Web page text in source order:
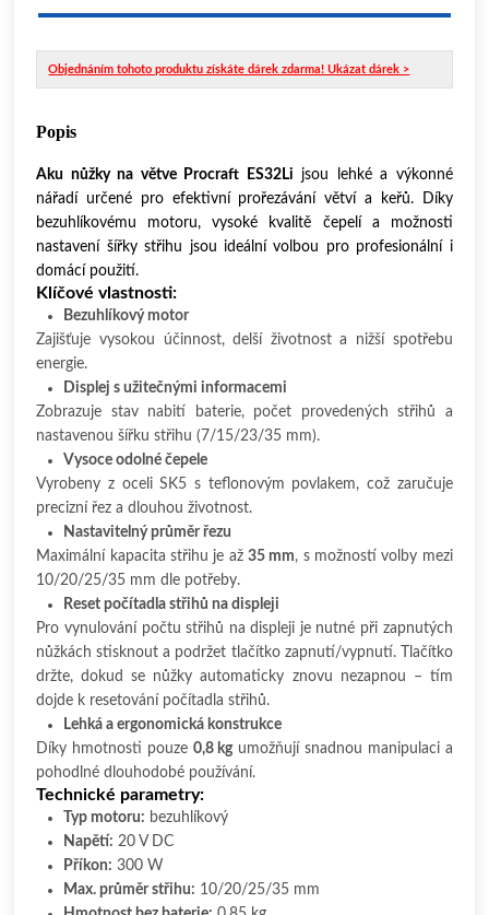
Objednáním tohoto produktu získáte dárek zdarma! Ukázat dárek >
Popis
Aku nůžky na větve Procraft ES32Li jsou lehké a výkonné
nářadí určené pro efektivní prořezávání větví a keřů. Díky
bezuhlíkovému motoru, vysoké kvalitě čepelí a možnosti
nastavení šířky střihu jsou ideální volbou pro profesionální i
domácí použití.
Klíčové vlastnosti:
Bezuhlíkový motor
Zajišťuje vysokou účinnost, delší životnost a nižší spotřebu
energie.
Displej s užitečnými informacemi
Zobrazuje stav nabití baterie, počet provedených střihů a
nastavenou šířku střihu (7/15/23/35 mm).
Vysoce odolné čepele
Vyrobeny z oceli SK5 s teflonovým povlakem, což zaručuje
precizní řez a dlouhou životnost.
Nastavitelný průměr řezu
Maximální kapacita střihu je až 35 mm, s možností volby mezi
10/20/25/35 mm dle potřeby.
Reset počítadla střihů na displeji
Pro vynulování počtu střihů na displeji je nutné při zapnutých
nůžkách stisknout a podržet tlačítko zapnutí/vypnutí. Tlačítko
držte, dokud se nůžky automaticky znovu nezapnou – tím
dojde k resetování počítadla střihů.
Lehká a ergonomická konstrukce
Díky hmotnosti pouze 0,8 kgumožňují snadnou manipulaci a
pohodlné dlouhodobé používání.
Technické parametry:
Typ motoru: bezuhlíkový
Napětí: 20 V DC
Příkon: 300 W
Max. průměr střihu: 10/20/25/35 mm